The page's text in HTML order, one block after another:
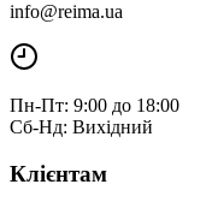
info@reima.ua
Пн-Пт: 9:00 до 18:00
Сб-Нд: Вихідний
Клієнтам